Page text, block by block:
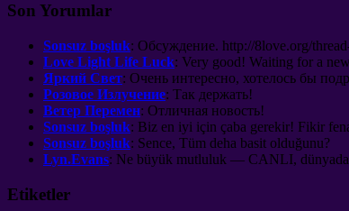
Son Yorumlar
Sonsuz boşluk: Обсуждение. http://8love.org/
Love Light Life Luck: Very good! Waiting for a
Яркий Свет: Очень интересно, хотелось бы
Розовое Излучение: Так держать!
Ветер Перемен: Отличная новость!
Sonsuz boşluk: Biz en iyi için çaba gerekir! Fikir
Sonsuz boşluk: Sence, Tüm deha basit olduğunu?
Lyn.Evans: Ne büyük mutluluk — CANLI, dünyada
Etiketler